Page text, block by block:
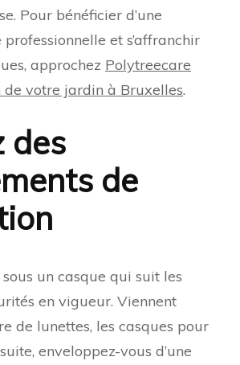
Pour bénéficier d’une
et s’affranchir
approchez Polytreecare
de votre jardin à Bruxelles.
des
de
un casque qui suit les
en vigueur. Viennent
de lunettes, les casques pour
enveloppez-vous d’une